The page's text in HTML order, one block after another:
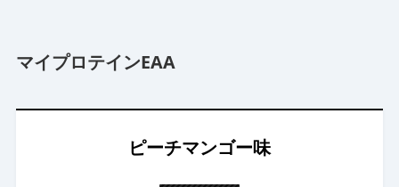
マイプロテインEAA
ピーチマンゴー味